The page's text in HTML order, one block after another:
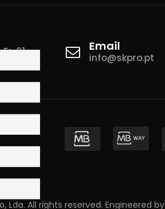
01
Email
info@skpro.pt
Lda. All rights reserved. Engineered by